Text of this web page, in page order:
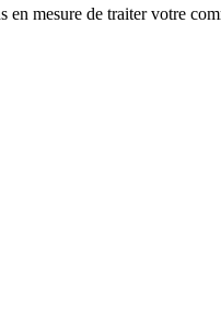
mesure de traiter votre